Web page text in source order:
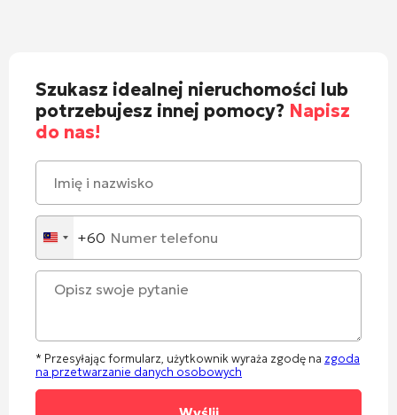
Szukasz idealnej nieruchomości lub
potrzebujesz innej pomocy? Napisz
do nas!
Malaysia
+60
+60
* Przesyłając formularz, użytkownik wyraża zgodę na zgoda
na przetwarzanie danych osobowych